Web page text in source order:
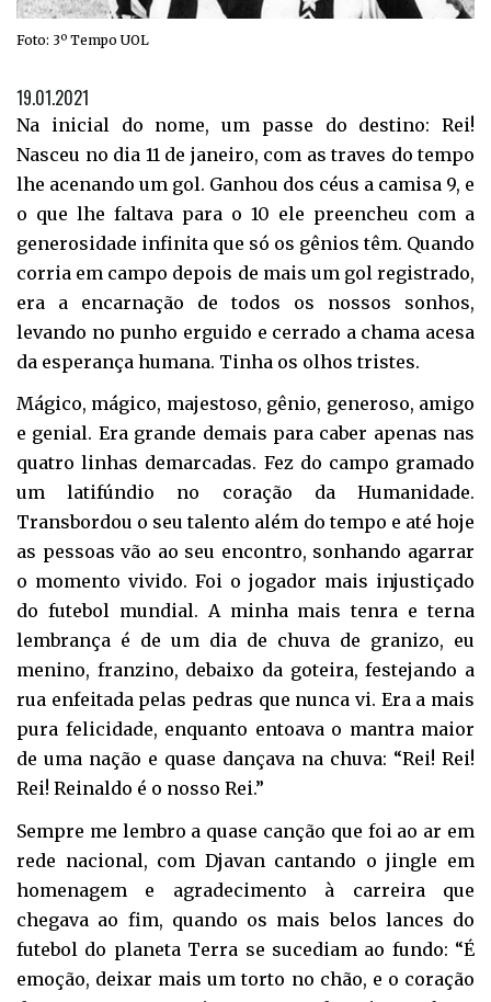
Foto: 3º Tempo UOL
19.01.2021
Na inicial do nome, um passe do destino: Rei!
Nasceu no dia 11 de janeiro, com as traves do tempo
lhe acenando um gol. Ganhou dos céus a camisa 9, e
o que lhe faltava para o 10 ele preencheu com a
generosidade infinita que só os gênios têm. Quando
corria em campo depois de mais um gol registrado,
era a encarnação de todos os nossos sonhos,
levando no punho erguido e cerrado a chama acesa
da esperança humana. Tinha os olhos tristes.
Mágico, mágico, majestoso, gênio, generoso, amigo
e genial. Era grande demais para caber apenas nas
quatro linhas demarcadas. Fez do campo gramado
um latifúndio no coração da Humanidade.
Transbordou o seu talento além do tempo e até hoje
as pessoas vão ao seu encontro, sonhando agarrar
o momento vivido. Foi o jogador mais injustiçado
do futebol mundial. A minha mais tenra e terna
lembrança é de um dia de chuva de granizo, eu
menino, franzino, debaixo da goteira, festejando a
rua enfeitada pelas pedras que nunca vi. Era a mais
pura felicidade, enquanto entoava o mantra maior
de uma nação e quase dançava na chuva: “Rei! Rei!
Rei! Reinaldo é o nosso Rei.”
Sempre me lembro a quase canção que foi ao ar em
rede nacional, com Djavan cantando o jingle em
homenagem e agradecimento à carreira que
chegava ao fim, quando os mais belos lances do
futebol do planeta Terra se sucediam ao fundo: “É
emoção, deixar mais um torto no chão, e o coração